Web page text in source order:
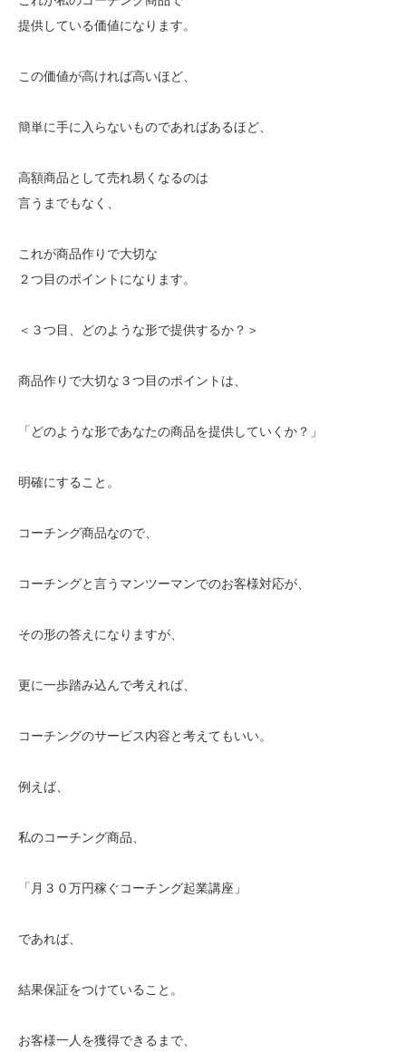
提供している価値になります。
この価値が高ければ高いほど、
簡単に手に入らないものであればあるほど、
高額商品として売れ易くなるのは
言うまでもなく、
これが商品作りで大切な
２つ目のポイントになります。
＜３つ目、どのような形で提供するか？＞
商品作りで大切な３つ目のポイントは、
「どのような形であなたの商品を提供していくか？」
明確にすること。
コーチング商品なので、
コーチングと言うマンツーマンでのお客様対応が、
その形の答えになりますが、
更に一歩踏み込んで考えれば、
コーチングのサービス内容と考えてもいい。
例えば、
私のコーチング商品、
「月３０万円稼ぐコーチング起業講座」
であれば、
結果保証をつけていること。
お客様一人を獲得できるまで、